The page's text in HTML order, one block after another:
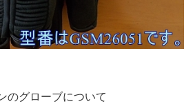
のグローブについて